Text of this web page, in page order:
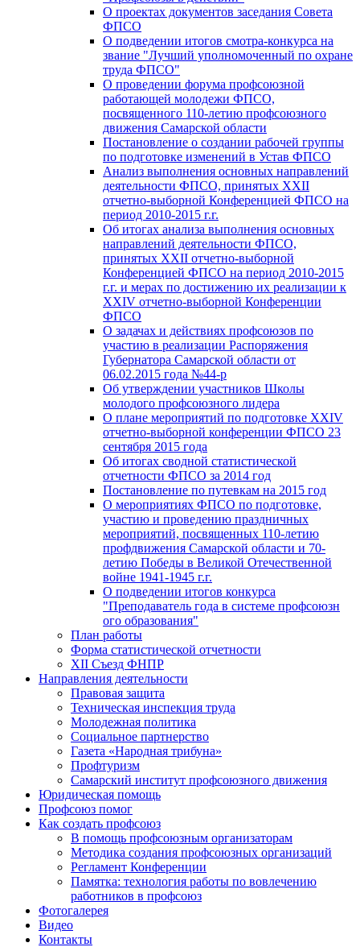
О проектах документов заседания Совета
ФПСО
О подведении итогов смотра-конкурса на
звание "Лучший уполномоченный по охране
труда ФПСО"
О проведении форума профсоюзной
работающей молодежи ФПСО,
посвященного 110-летию профсоюзного
движения Самарской области
Постановление о создании рабочей группы
по подготовке изменений в Устав ФПСО
Анализ выполнения основных направлений
деятельности ФПСО, принятых XXII
отчетно-выборной Конференцией ФПСО на
период 2010-2015 г.г.
Об итогах анализа выполнения основных
направлений деятельности ФПСО,
принятых XXII отчетно-выборной
Конференцией ФПСО на период 2010-2015
г.г. и мерах по достижению их реализации к
XXIV отчетно-выборной Конференции
ФПСО
О задачах и действиях профсоюзов по
участию в реализации Распоряжения
Губернатора Самарской области от
06.02.2015 года №44-р
Об утверждении участников Школы
молодого профсоюзного лидера
О плане мероприятий по подготовке XXIV
отчетно-выборной конференции ФПСО 23
сентября 2015 года
Об итогах сводной статистической
отчетности ФПСО за 2014 год
Постановление по путевкам на 2015 год
О мероприятиях ФПСО по подготовке,
участию и проведению праздничных
мероприятий, посвященных 110-летию
профдвижения Самарской области и 70-
летию Победы в Великой Отечественной
войне 1941-1945 г.г.
О подведении итогов конкурса
"Преподаватель года в системе профсоюзн
ого образования"
План работы
Форма статистической отчетности
XII Съезд ФНПР
Направления деятельности
Правовая защита
Техническая инспекция труда
Молодежная политика
Социальное партнерство
Газета «Народная трибуна»
Профтуризм
Самарский институт профсоюзного движения
Юридическая помощь
Профсоюз помог
Как создать профсоюз
В помощь профсоюзным организаторам
Методика создания профсоюзных организаций
Регламент Конференции
Памятка: технология работы по вовлечению
работников в профсоюз
Фотогалерея
Видео
Контакты